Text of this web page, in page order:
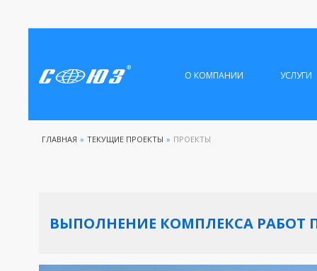
О КОМПАНИИ УСЛУГИ
ГЛАВНАЯ » ТЕКУЩИЕ ПРОЕКТЫ » ПРОЕКТЫ
ВЫПОЛНЕНИЕ КОМПЛЕКСА РАБОТ